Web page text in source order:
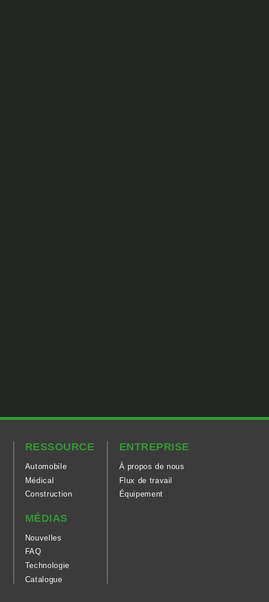
RESSOURCE
Automobile
Médical
Construction
MÉDIAS
Nouvelles
FAQ
Technologie
Catalogue
ENTREPRISE
À propos de nous
Flux de travail
Équipement